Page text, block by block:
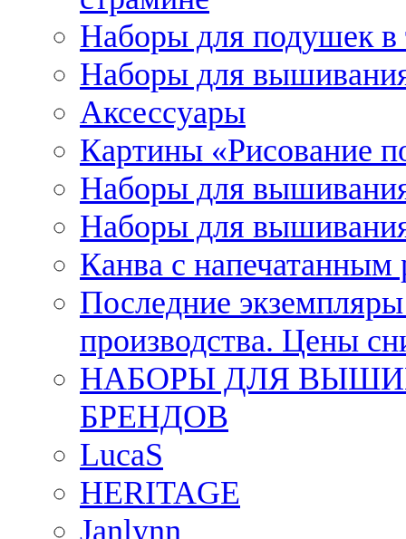
Наборы для подушек в
Наборы для
Аксессуары
Картины «Рисование
Наборы для
Наборы для
Канва с напечатанным
Последние
производства. Цены
НАБОРЫ ДЛЯ
БРЕНДОВ
LucaS
HERITAGE
Janlynn